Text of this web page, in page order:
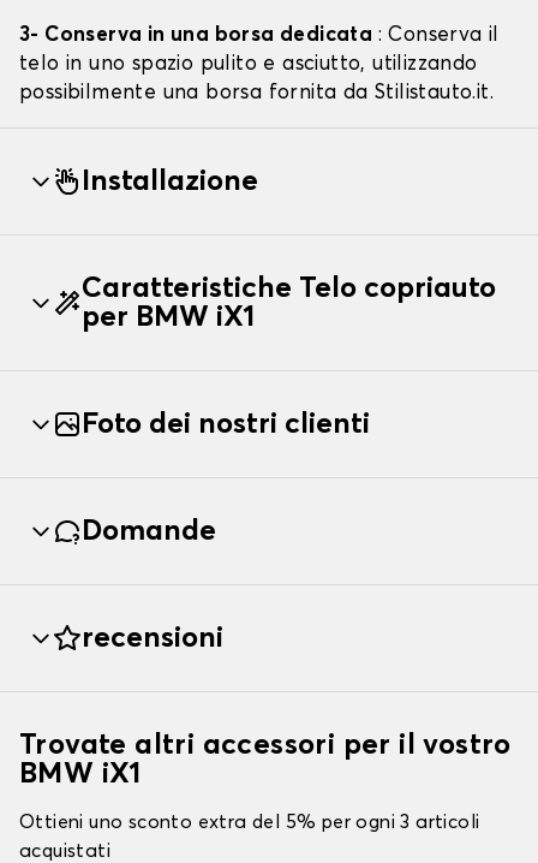
3- Conserva in una borsa dedicata : Conserva il
telo in uno spazio pulito e asciutto, utilizzando
possibilmente una borsa fornita da Stilistauto.it.
Installazione
Caratteristiche Telo copriauto
per BMW iX1
Foto dei nostri clienti
Domande
recensioni
Trovate altri accessori per il vostro
BMW iX1
Ottieni uno sconto extra del 5% per ogni 3 articoli
acquistati